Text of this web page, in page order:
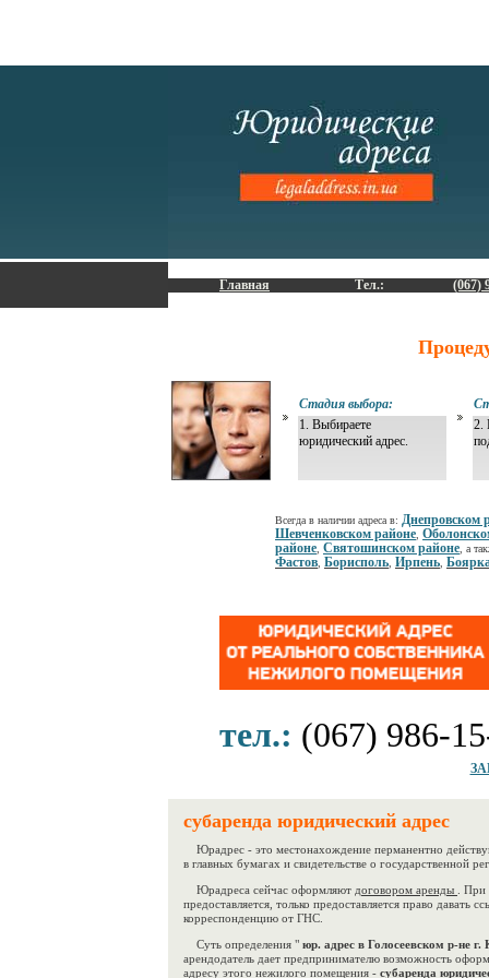
Главная Тел.: (067)
Стадия выбора:
1. Выбираете
юридический адрес.
2.
Всегда в наличии адреса в: Днепровском
Шевченковском районе
районе Святошинском районе , а
Фастов Борисполь Ирпень
тел.: (067) 986-
субаренда юридический адрес
Юрадрес - это местонахождение перманентно
в главных бумагах и свидетельстве о государственной
Юрадреса сейчас оформляют договором аренды
.
предоставляется, только предоставляется право давать
корреспонденцию от ГНС.
Суть определения " юр. адрес в Голосеевском р-не
арендодатель дает предпринимателю возможность
адресу этого нежилого помещения - субаренда